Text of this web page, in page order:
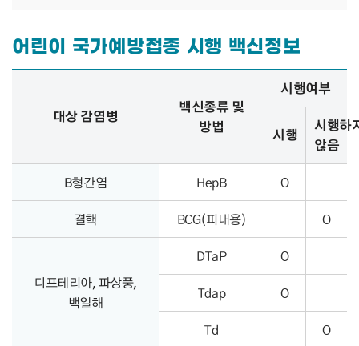
어린이 국가예방접종 시행 백신정보
어린이 국가예방접종 시행 백신정보 – 대상 감염병, 백신종류 및 방법, 시행여부 정보 제공
대상 감염병
백신종류 및
방법
시행여부
시행
시행하
않음
B형간염 HepB
O
결핵
BCG(피내용) O
디프테리아, 파상풍,
백일해
DTaP
O
Tdap
O
Td
O